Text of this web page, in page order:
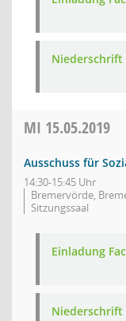
Niederschrift
MI 15.05.2019
Ausschuss für
14:30-15:45 Uhr
Bremervörde,
Sitzungssaal
Einladung
Niederschrift